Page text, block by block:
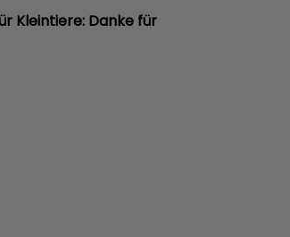
Kleintiere: Danke für